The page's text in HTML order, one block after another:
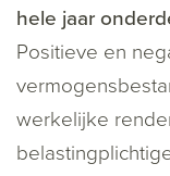
hele jaar
Positieve en
werkelijke